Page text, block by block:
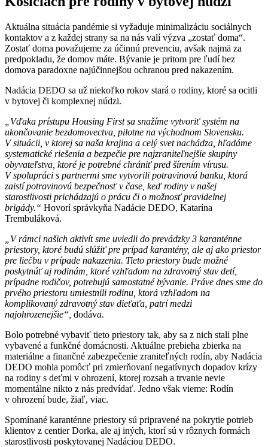
Aktuálna situácia pandémie si vyžaduje minimalizáciu sociálnych
kontaktov a z každej strany sa na nás valí výzva „zostať doma“.
Zostať doma považujeme za účinnú prevenciu, avšak najmä za
predpokladu, že domov máte. Bývanie je pritom pre ľudí bez
domova paradoxne najúčinnejšou ochranou pred nakazením.
Nadácia DEDO sa už niekoľko rokov stará o rodiny, ktoré sa ocitli
v bytovej či komplexnej núdzi.
„Vďaka prístupu Housing First sa snažíme vytvoriť systém na
ukončovanie bezdomovectva, pilotne na východnom Slovensku.
V situácii, v ktorej sa naša krajina a celý svet nachádza, hľadáme
systematické riešenia a bezpečie pre najzraniteľnejšie skupiny
obyvateľstva, ktoré je potrebné chrániť pred šírením vírusu.
V spolupráci s partnermi sme vytvorili potravinovú banku, ktorá
zaistí potravinovú bezpečnosť v čase, keď rodiny v našej
starostlivosti prichádzajú o prácu či o možnosť pravidelnej
brigády.“ Hovorí správkyňa Nadácie DEDO, Katarína
Trembuláková.
„V rámci našich aktivít sme uviedli do prevádzky 3 karanténne
priestory, ktoré budú slúžiť pre prípad karantény, ale aj ako priestor
pre liečbu v prípade nakazenia. Tieto priestory bude možné
poskytnúť aj rodinám, ktoré vzhľadom na zdravotný stav detí,
prípadne rodičov, potrebujú samostatné bývanie. Práve dnes sme do
prvého priestoru umiestnili rodinu, ktorá vzhľadom na
komplikovaný zdravotný stav dieťaťa, patrí medzi
najohrozenejšie“, dodáva.
Bolo potrebné vybaviť tieto priestory tak, aby sa z nich stali plne
vybavené a funkčné domácnosti. Aktuálne prebieha zbierka na
materiálne a finančné zabezpečenie zraniteľných rodín, aby Nadácia
DEDO mohla pomôcť pri zmierňovaní negatívnych dopadov krízy
na rodiny s deťmi v ohrození, ktorej rozsah a trvanie nevie
momentálne nikto z nás predvídať. Jedno však vieme: Rodín
v ohrození bude, žiaľ, viac.
Spomínané karanténne priestory sú pripravené na pokrytie potrieb
klientov z centier Dorka, ale aj iných, ktorí sú v rôznych formách
starostlivosti poskytovanej Nadáciou DEDO.